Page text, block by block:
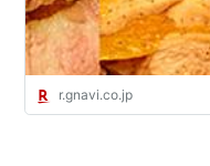
r.gnavi.co.jp